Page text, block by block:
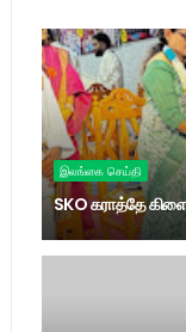
இலங்கை செய்தி
SKO கராத்தே